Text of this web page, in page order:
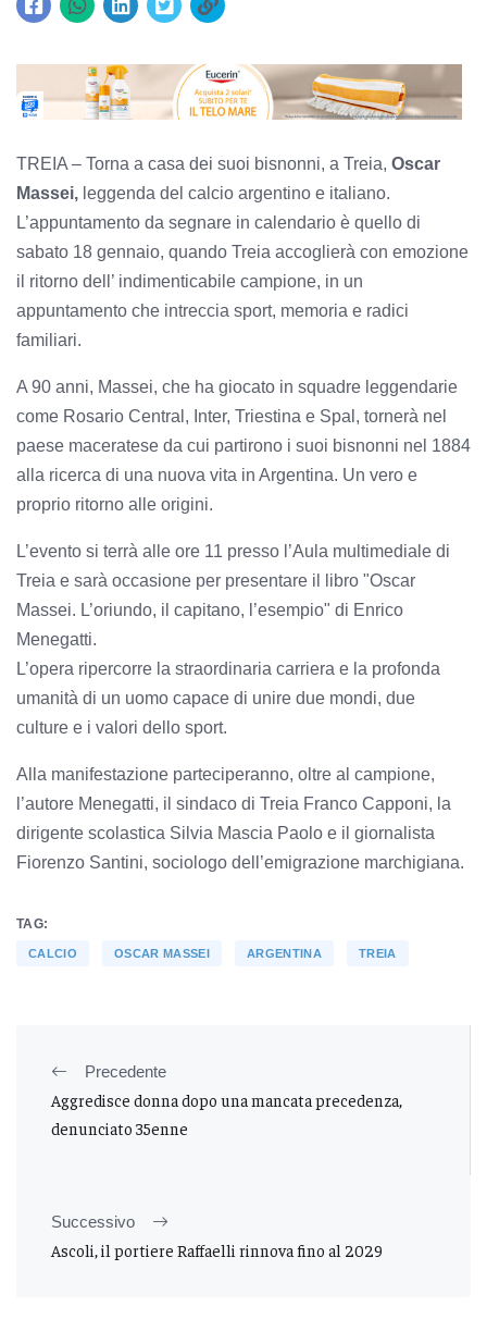
TREIA – Torna a casa dei suoi bisnonni, a Treia, Oscar
Massei, leggenda del calcio argentino e italiano.
L’appuntamento da segnare in calendario è quello di
sabato 18 gennaio, quando Treia accoglierà con emozione
il ritorno dell’ indimenticabile campione, in un
appuntamento che intreccia sport, memoria e radici
familiari.
A 90 anni, Massei, che ha giocato in squadre leggendarie
come Rosario Central, Inter, Triestina e Spal, tornerà nel
paese maceratese da cui partirono i suoi bisnonni nel 1884
alla ricerca di una nuova vita in Argentina. Un vero e
proprio ritorno alle origini.
L’evento si terrà alle ore 11 presso l’Aula multimediale di
Treia e sarà occasione per presentare il libro "Oscar
Massei. L’oriundo, il capitano, l’esempio" di Enrico
Menegatti.
L’opera ripercorre la straordinaria carriera e la profonda
umanità di un uomo capace di unire due mondi, due
culture e i valori dello sport.
Alla manifestazione parteciperanno, oltre al campione,
l’autore Menegatti, il sindaco di Treia Franco Capponi, la
dirigente scolastica Silvia Mascia Paolo e il giornalista
Fiorenzo Santini, sociologo dell’emigrazione marchigiana.
TAG:
CALCIO OSCAR MASSEI ARGENTINA TREIA
Precedente
Aggredisce donna dopo una mancata precedenza,
denunciato 35enne
Successivo
Ascoli, il portiere Raffaelli rinnova fino al 2029